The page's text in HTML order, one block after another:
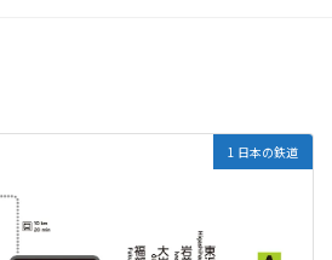
1 日本の鉄道